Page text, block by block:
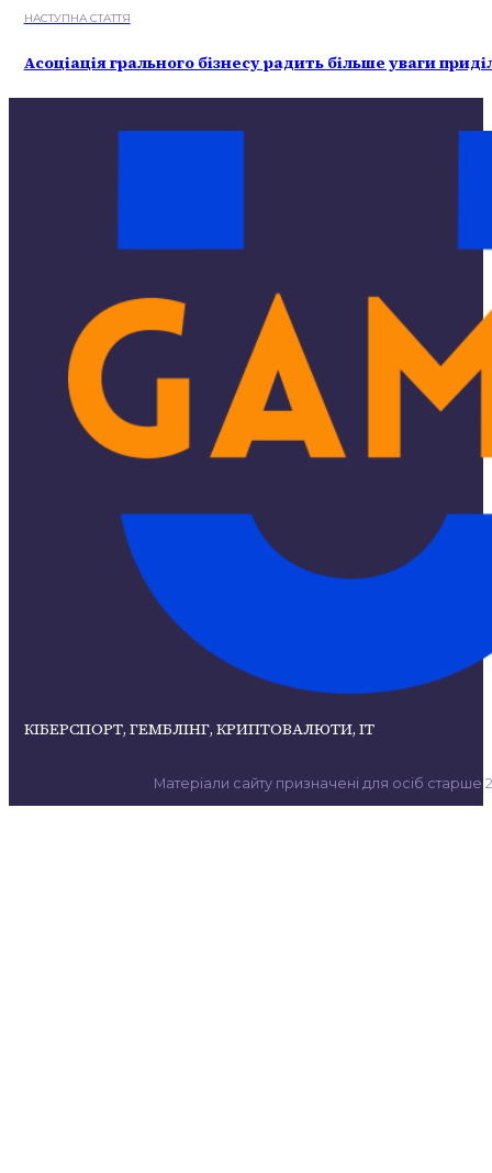
НАСТУПНА СТАТТЯ
Асоціація грального бізнесу радить більше уваги
КІБЕРСПОРТ, ГЕМБЛІНГ, КРИПТОВАЛЮТИ, ІТ
Матеріали сайту призначені для осіб старше